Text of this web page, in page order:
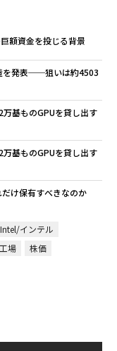
額資金を投じる背景
を発表──狙いは約4503
万基ものGPUを貸し出す
万基ものGPUを貸し出す
け保有すべきなのか
Intel/インテル
工場 株価